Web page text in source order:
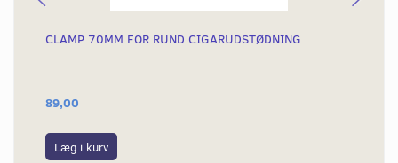
CLAMP 70MM FOR RUND CIGARUDSTØDNING
89,00
Læg i kurv